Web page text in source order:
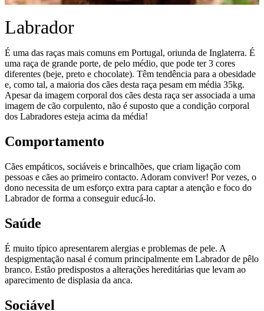
Labrador
É uma das raças mais comuns em Portugal, oriunda de Inglaterra. É
uma raça de grande porte, de pelo médio, que pode ter 3 cores
diferentes (beje, preto e chocolate). Têm tendência para a obesidade
e, como tal, a maioria dos cães desta raça pesam em média 35kg.
Apesar da imagem corporal dos cães desta raça ser associada a uma
imagem de cão corpulento, não é suposto que a condição corporal
dos Labradores esteja acima da média!
Comportamento
Cães empáticos, sociáveis e brincalhões, que criam ligação com
pessoas e cães ao primeiro contacto. Adoram conviver! Por vezes, o
dono necessita de um esforço extra para captar a atenção e foco do
Labrador de forma a conseguir educá-lo.
Saúde
É muito típico apresentarem alergias e problemas de pele. A
despigmentação nasal é comum principalmente em Labrador de pêlo
branco. Estão predispostos a alterações hereditárias que levam ao
aparecimento de displasia da anca.
Sociável